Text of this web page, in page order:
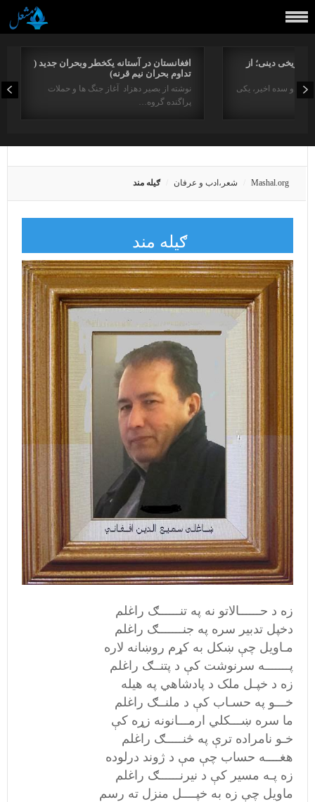
افغانستان در آستانه یکخطر وبحران جدید (
تداوم بحران نیم قرنه)
نوشته از بصیر دهزاد آغاز جنگ ها و حملات
پراگنده گروه…
دینی؛ از
در دو سده اخیر، یکی
Mashal.org شعر،ادب و عرفان ګیله مند
ګیله مند
زه د حــــــالاتو نه په تنــــــګ راغلم
دخپل تدبیر سره په جنـــــــګ راغلم
مـاویل چې ښکل به کړم روښانه لاره
پـــــــه سرنوشت کې د پتنــګ راغلم
زه د خپـل ملک د پادشاهي په هیله
خـــو په حسـاب کې د ملنــګ راغلم
ما سره ښـــکلي ارمـــانونه زړه کې
خـو نامراده ترې په څنـــــګ راغلم
هغــــه حساب چې مې د ژوند درلوده
زه پـه مسیر کې د نیرنــــــګ راغلم
ماویل چې زه به خپــــل منزل ته رسم